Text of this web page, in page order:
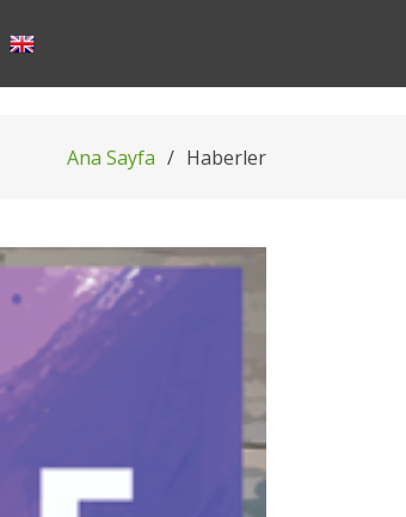
Ana Sayfa Haberler